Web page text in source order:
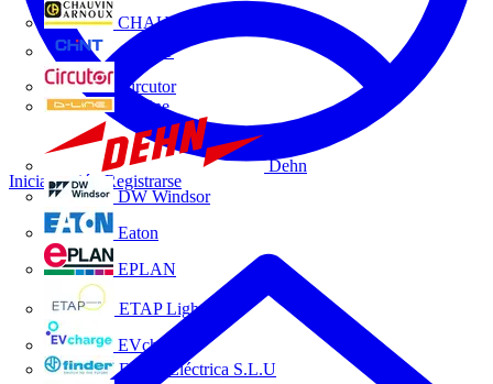
CHAUVIN ARNOUX
CHINT
Circutor
D-Line
Dehn
DW Windsor
Eaton
EPLAN
ETAP Lighting
EVcharge
Finder Eléctrica S.L.U
Iniciar sesión Registrarse